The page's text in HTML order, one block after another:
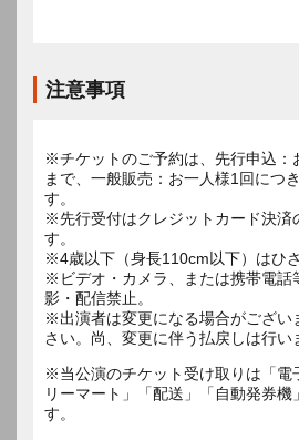
注意事項
※チケットのご予約は、先行申込：
まで、一般販売：お一人様1回につ
す。
※先行受付はクレジットカード決済
す。
※4歳以下（身長110cm以下）はひざ
※ビデオ・カメラ、または携帯電話
影・配信禁止。
※出演者は変更になる場合がござい
さい。尚、変更に伴う払戻しは行い
※当公演のチケット受け取りは「電
リーマート」「配送」「自動発券機
す。